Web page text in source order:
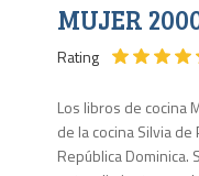
MUJER
Rating
Los libros de cocina
de la cocina Silvia
República Dominica.